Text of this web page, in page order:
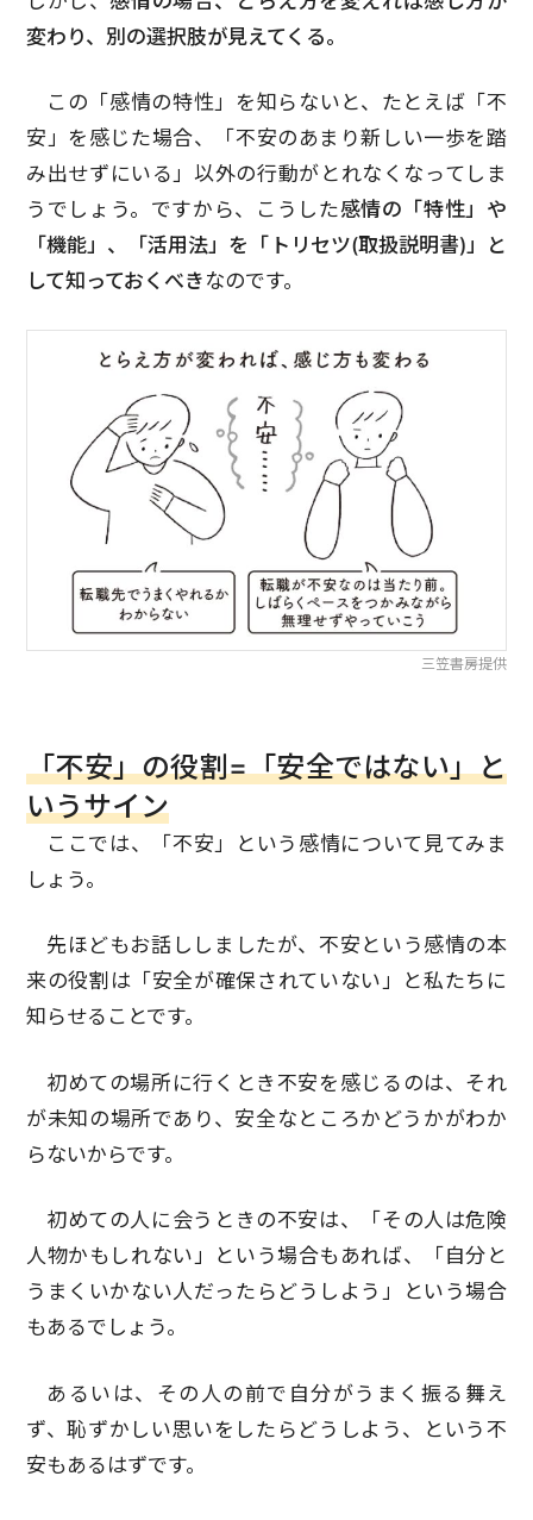
変わり、別の選択肢が見えてくる。
この「感情の特性」を知らないと、たとえば「不
安」を感じた場合、「不安のあまり新しい一歩を踏
み出せずにいる」以外の行動がとれなくなってしま
うでしょう。ですから、こうした感情の「特性」や
「機能」、「活用法」を「トリセツ(取扱説明書)」と
して知っておくべき なのです。
三笠書房提供
「不安」の役割=「安全ではない」と
いうサイン
ここでは、「不安」という感情について見てみま
しょう。
先ほどもお話ししましたが、不安という感情の本
来の役割は「安全が確保されていない」と私たちに
知らせることです。
初めての場所に行くとき不安を感じるのは、それ
が未知の場所であり、安全なところかどうかがわか
らないからです。
初めての人に会うときの不安は、「その人は危険
人物かもしれない」という場合もあれば、「自分と
うまくいかない人だったらどうしよう」という場合
もあるでしょう。
あるいは、その人の前で自分がうまく振る舞え
ず、恥ずかしい思いをしたらどうしよう、という不
安もあるはずです。